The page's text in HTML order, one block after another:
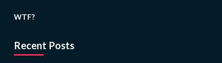
WTF?
Recent Posts